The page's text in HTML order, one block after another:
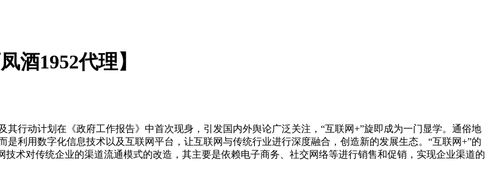
酒1952代理】
其行动计划在《政府工作报告》中首次现身，引发国内外舆论广泛关注，“互联网+”旋即成为一门显学。通俗地
利用数字化信息技术以及互联网平台，让互联网与传统行业进行深度融合，创造新的发展生态。“互联网+”的
术对传统企业的渠道流通模式的改造，其主要是依赖电子商务、社交网络等进行销售和促销，实现企业渠道的